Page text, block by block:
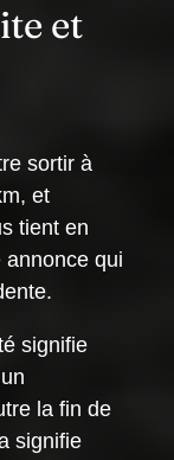
et
sortir à
et
tient en
annonce qui
signifie
la fin de
signifie